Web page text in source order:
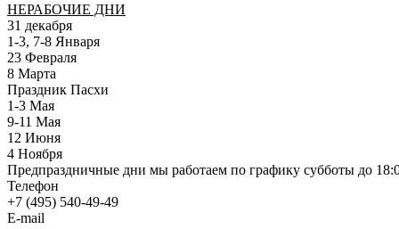
НЕРАБОЧИЕ ДНИ
31 декабря
1-3, 7-8 Января
23 Февраля
8 Марта
Праздник Пасхи
1-3 Мая
9-11 Мая
12 Июня
4 Ноября
Предпраздничные дни мы работаем по графику субботы до
Телефон
+7 (495) 540-49-49
E-mail